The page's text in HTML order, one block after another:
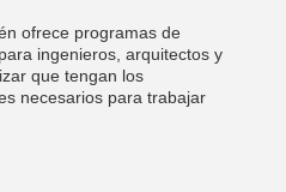
ofrece programas de
ingenieros, arquitectos y
que tengan los
necesarios para trabajar